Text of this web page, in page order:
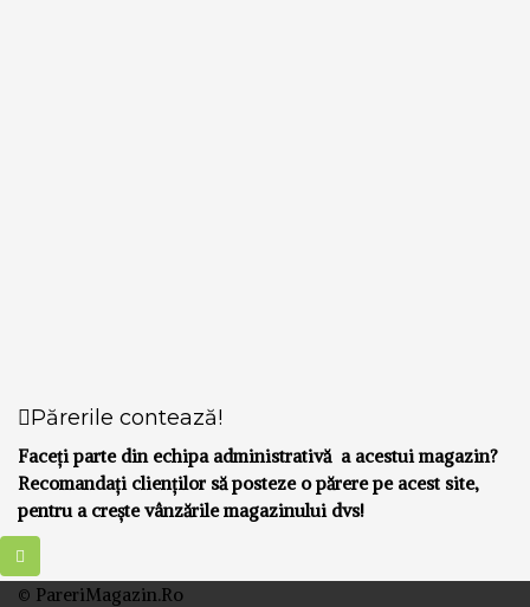
Părerile contează!
Faceți parte din echipa administrativă a acestui magazin?
Recomandați clienților să posteze o părere pe acest site,
pentru a crește vânzările magazinului dvs!
© PareriMagazin.Ro